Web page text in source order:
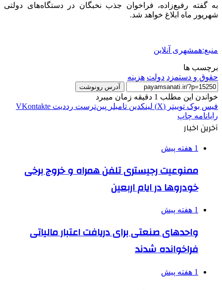
به گفته رفیع‌زاده، فراخوان جذب نخبگان در دستگاه‌های دولتی
شهریور ماه ابلاغ خواهد شد.
منبع:همشهری آنلاین
برچسب ها
حقوق و دستمزد دولت هزینه
آدرس رونوشت
خواندن این مطلب 1 دقیقه زمان میبرد
فیس بوک توییتر (X) لینکدین ‫تامبلر ‫پین‌ترست ‫رددیت ‫VKontakte
رایانامه چاپ
آخرین اخبار
1 هفته پیش
ممنوعیت رجیستری تلفن همراه و خروج برخی
خودروها در ایام اربعین
1 هفته پیش
واحدهای صنعتی برای دریافت اعتبار مالیاتی
فراخوانده شدند
1 هفته پیش